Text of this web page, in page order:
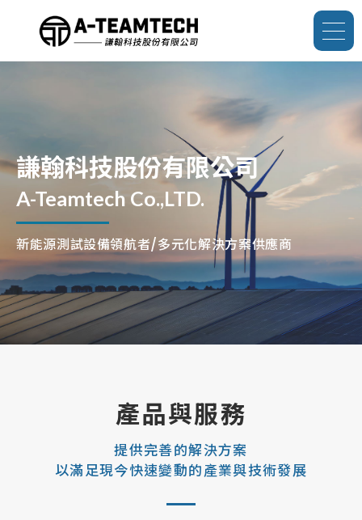
謙翰科技股份有限公司
A-Teamtech Co.,LTD.
新能源測試設備領航者/多元化解決方案供應商
產品與服務
提供完善的解決方案
以滿足現今快速變動的產業與技術發展